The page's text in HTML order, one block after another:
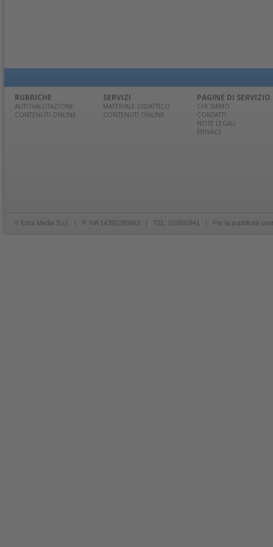
RUBRICHE
AUTOVALUTAZIONE
CONTENUTI ONLINE
SERVIZI
MATERIALE DIDATTICO
CONTENUTI ONLINE
PAGINE DI SERVIZIO
CHI SIAMO
CONTATTI
NOTE LEGALI
PRIVACY
© Edra Media S.r.l. | P. IVA 14392280963 | TEL: 02/881841 | Per la pubblicità